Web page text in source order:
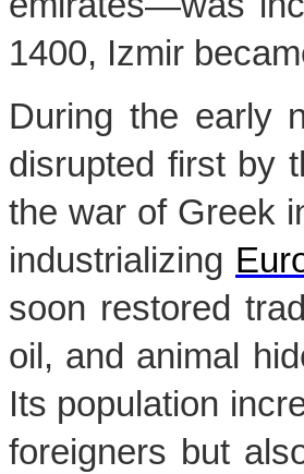
1400, Izmir
During the early
disrupted first by
the war of Greek
industrializing
soon restored
oil, and animal
Its population
foreigners but